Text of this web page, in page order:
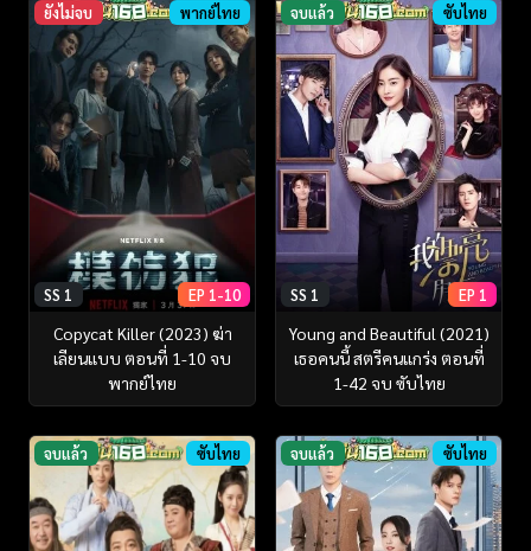
ยังไม่จบ พากย์ไทย
SS 1 EP 1-10
Copycat Killer (2023) ฆ่า
เลียนแบบ ตอนที่ 1-10 จบ
พากย์ไทย
จบแล้ว ซับไทย
SS 1 EP 1
Young and Beautiful (2021)
เธอคนนี้ สตรีคนแกร่ง ตอนที่
1-42 จบ ซับไทย
จบแล้ว ซับไทย จบแล้ว ซับไทย